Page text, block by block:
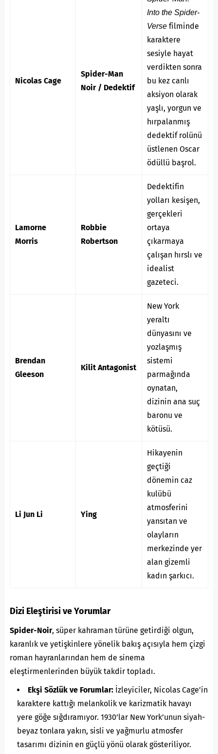
Nicolas Cage
Spider-Man
Noir / Dedektif
Into the Spider-
Verse filminde
karaktere
sesiyle hayat
verdikten sonra
bu kez canlı
aksiyon olarak
yaşlı, yorgun ve
hırpalanmış
dedektif rolünü
üstlenen Oscar
ödüllü başrol.
Lamorne
Morris
Robbie
Robertson
Dedektifin
yolları kesişen,
gerçekleri
ortaya
çıkarmaya
çalışan hırslı ve
idealist
gazeteci.
Brendan
Gleeson
Kilit Antagonist
New York
yeraltı
dünyasını ve
yozlaşmış
sistemi
parmağında
oynatan,
dizinin ana suç
baronu ve
kötüsü.
Li Jun Li Ying
Hikayenin
geçtiği
dönemin caz
kulübü
atmosferini
yansıtan ve
olayların
merkezinde yer
alan gizemli
kadın şarkıcı.
Dizi Eleştirisi ve Yorumlar
Spider-Noir, süper kahraman türüne getirdiği olgun,
karanlık ve yetişkinlere yönelik bakış açısıyla hem çizgi
roman hayranlarından hem de sinema
eleştirmenlerinden büyük takdir topladı.
Ekşi Sözlük ve Forumlar: İzleyiciler, Nicolas Cage’in
karaktere kattığı melankolik ve karizmatik havayı
yere göğe sığdıramıyor. 1930’lar New York’unun siyah-
beyaz tonlara yakın, sisli ve yağmurlu atmosfer
tasarımı dizinin en güçlü yönü olarak gösteriliyor.